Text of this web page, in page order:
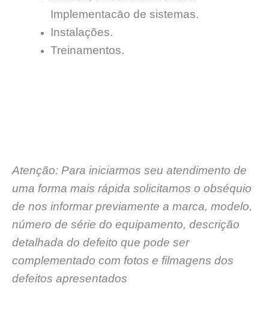
Implementacāo de sistemas.
Instalações.
Treinamentos.
Atenção: Para iniciarmos seu atendimento de
uma forma mais rápida solicitamos o obséquio
de nos informar previamente a marca, modelo,
número de série do equipamento, descrição
detalhada do defeito que pode ser
complementado com fotos e filmagens dos
defeitos apresentados